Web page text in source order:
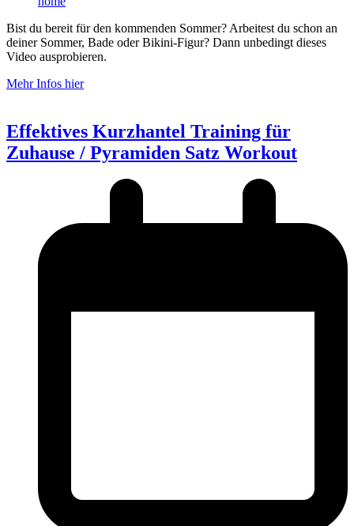
Bist du bereit für den kommenden Sommer? Arbeitest du schon an
deiner Sommer, Bade oder Bikini-Figur? Dann unbedingt dieses
Video ausprobieren.
Mehr Infos hier
Effektives Kurzhantel Training für
Zuhause / Pyramiden Satz Workout